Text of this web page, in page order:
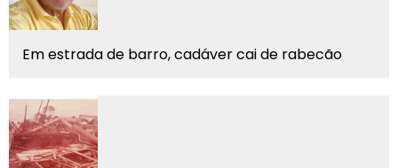
Em estrada de barro, cadáver cai de rabecão